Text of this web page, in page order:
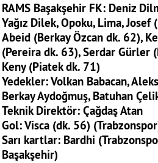
RAMS Başakşehir FK: Deniz
Yağız Dilek, Opoku, Lima,
Abeid (Berkay Özcan dk. 62),
(Pereira dk. 63), Serdar Gürler
Keny (Piatek dk. 71)
Yedekler: Volkan Babacan,
Berkay Aydoğmuş, Batuhan
Teknik Direktör: Çağdaş Atan
Gol: Visca (dk. 56)
Sarı kartlar: Bardhi
Başakşehir)